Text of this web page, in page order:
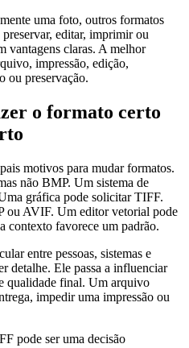
uma foto, outros formatos
preservar, editar, imprimir ou
vantagens claras. A melhor
impressão, edição,
ou preservação.
o formato certo
motivos para mudar formatos.
não BMP. Um sistema de
gráfica pode solicitar TIFF.
ou AVIF. Um editor vetorial pode
contexto favorece um padrão.
entre pessoas, sistemas e
detalhe. Ele passa a influenciar
qualidade final. Um arquivo
impedir uma impressão ou
pode ser uma decisão